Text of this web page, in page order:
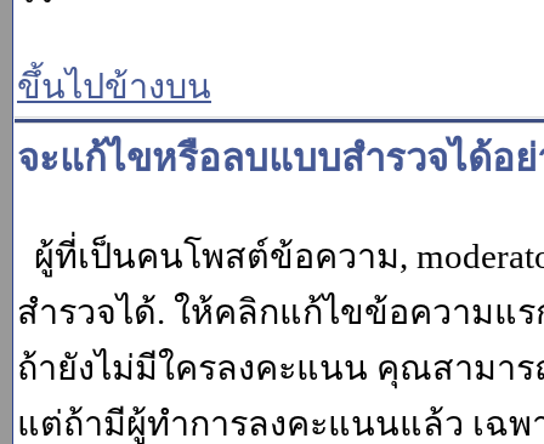
ขึ้นไปข้างบน
จะแก้ไขหรือลบแบบสำรวจได้อย่
ผู้ที่เป็นคนโพสต์ข้อความ,
สำรวจได้. ให้คลิกแก้ไขข้อความแ
ถ้ายังไม่มีใครลงคะแนน คุณสามา
แต่ถ้ามีผู้ทำการลงคะแนนแล้ว เฉพา